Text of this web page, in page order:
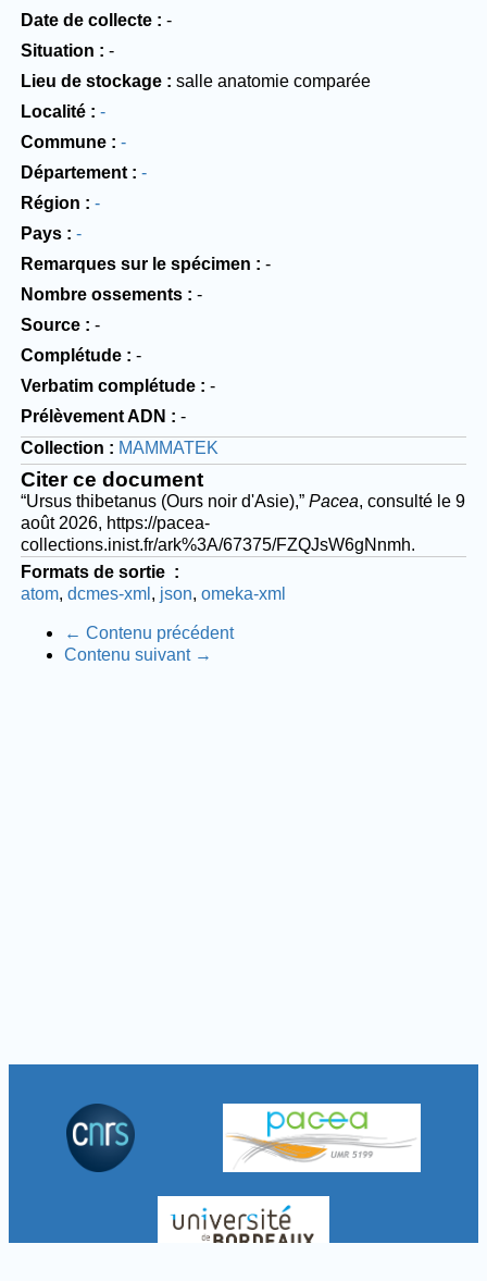
Date de collecte
-
Situation
-
Lieu de stockage
salle anatomie comparée
Localité
-
Commune
-
Département
-
Région
-
Pays
-
Remarques sur le spécimen
-
Nombre ossements
-
Source
-
Complétude
-
Verbatim complétude
-
Prélèvement ADN
-
Collection
MAMMATEK
Citer ce document
“Ursus thibetanus (Ours noir d'Asie),” Pacea, consulté le 9
août 2026, https://pacea-
collections.inist.fr/ark%3A/67375/FZQJsW6gNnmh.
Formats de sortie
atom dcmes-xml json omeka-xml
← Contenu précédent
Contenu suivant →